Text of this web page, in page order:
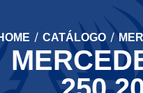
/ CATÁLOGO /